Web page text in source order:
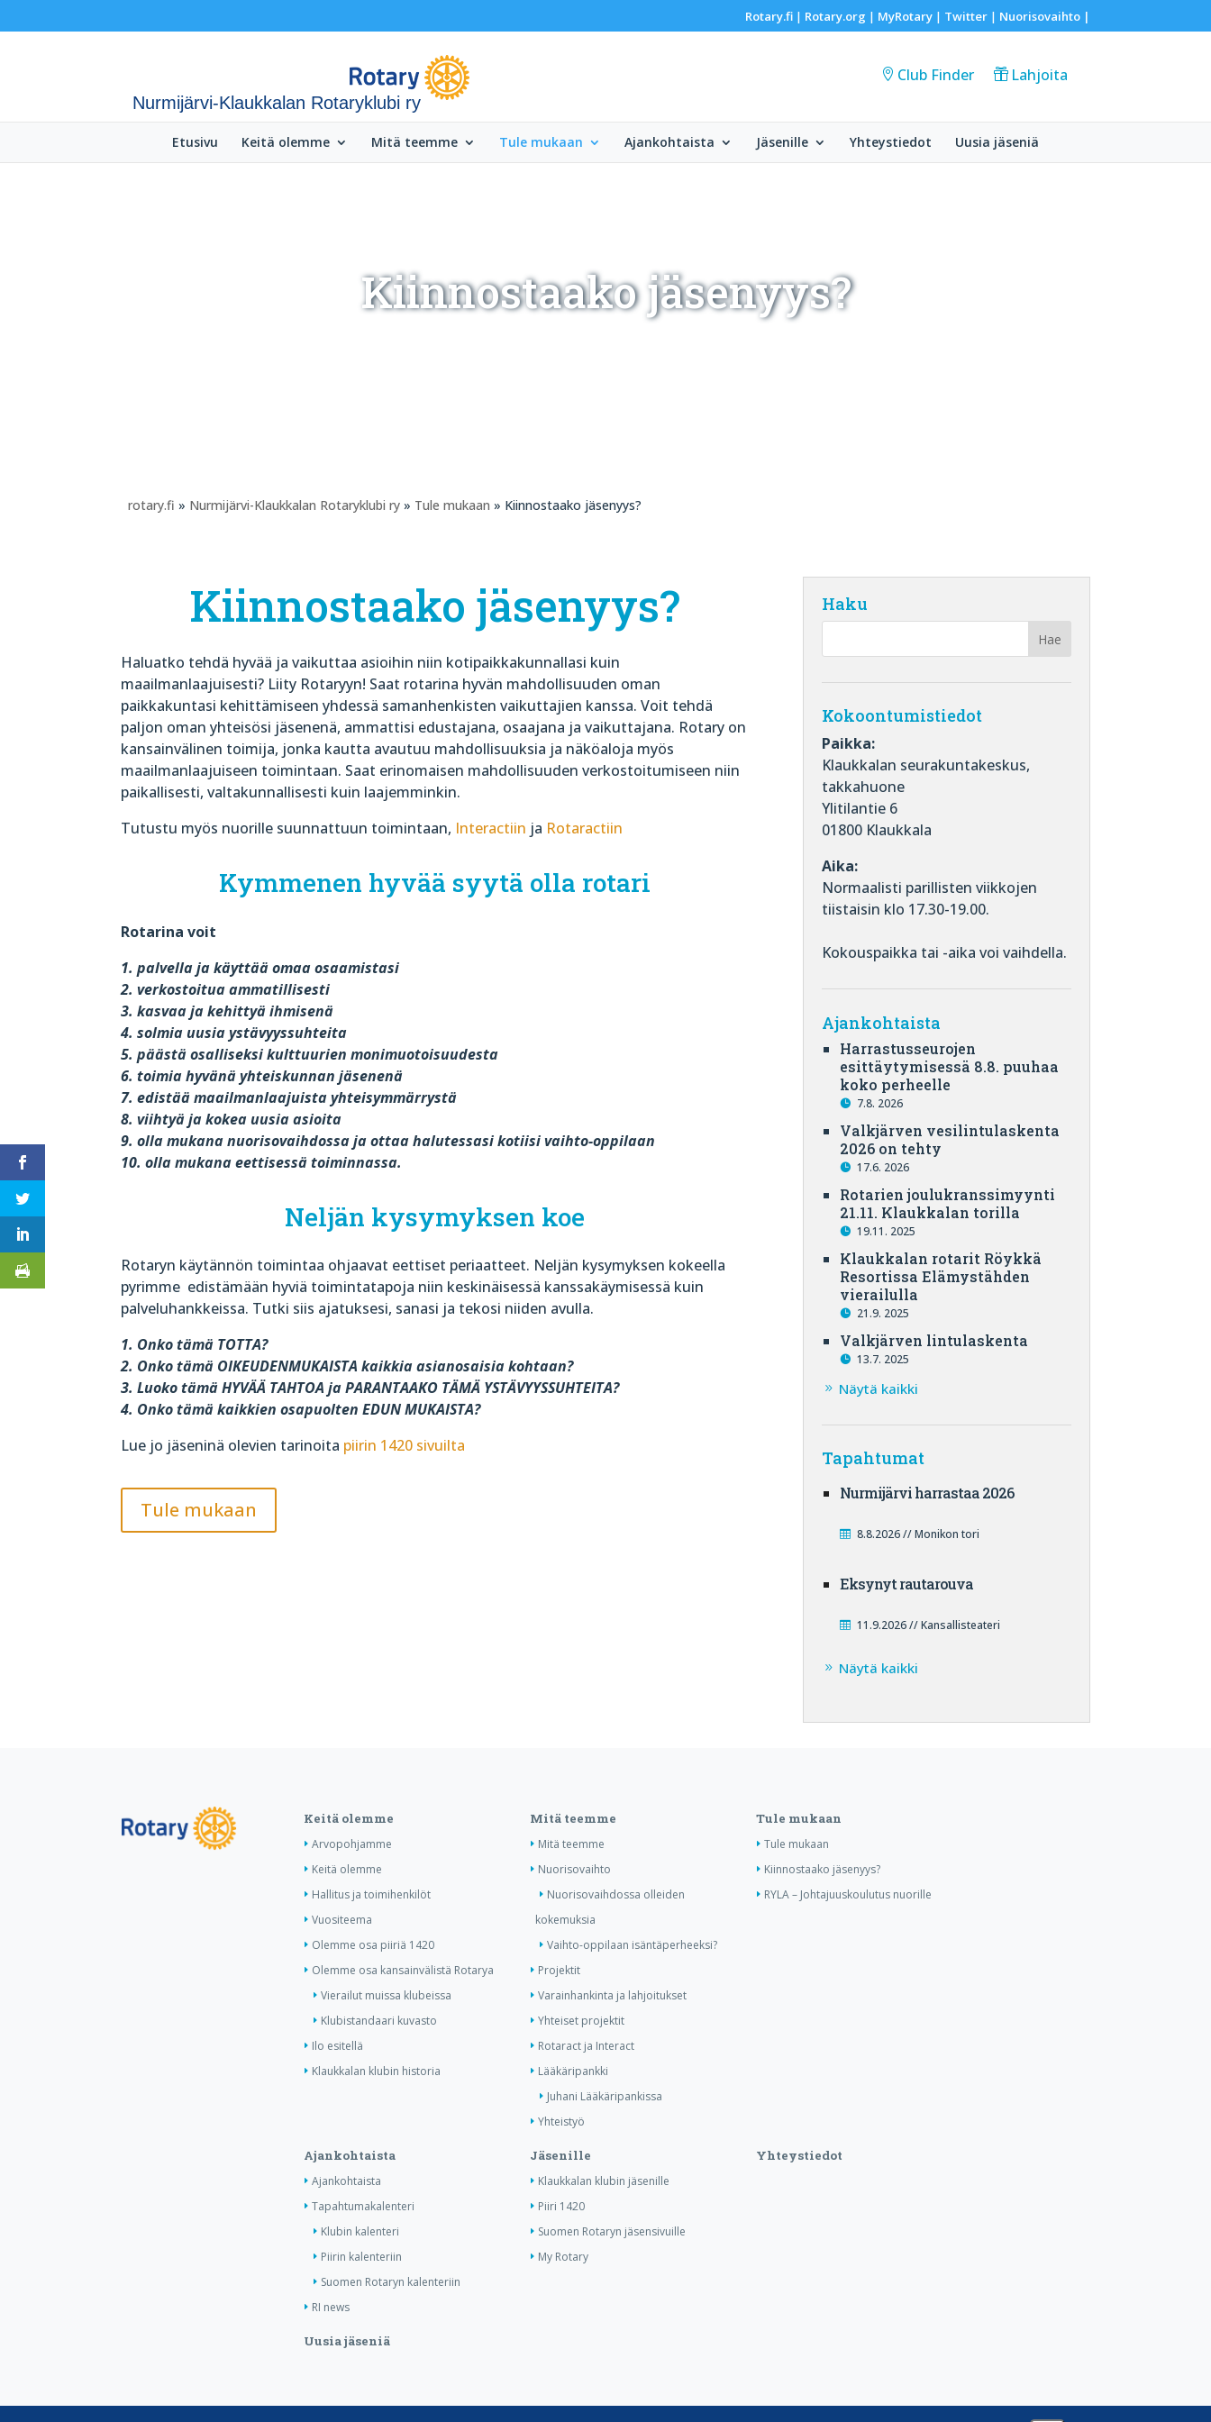
Rotary.fi| Rotary.org | MyRotary| Twitter| Nuorisovaihto|
Nurmijärvi-Klaukkalan Rotaryklubi ry
Club Finder Lahjoita
Etusivu Keitä olemme Mitä teemme Tule mukaan Ajankohtaista Jäsenille Yhteystiedot Uusia jäseniä
Kiinnostaako jäsenyys?
rotary.fi » Nurmijärvi-Klaukkalan Rotaryklubi ry » Tule mukaan » Kiinnostaako jäsenyys?
Kiinnostaako jäsenyys?
Haluatko tehdä hyvää ja vaikuttaa asioihin niin kotipaikkakunnallasi kuin
maailmanlaajuisesti? Liity Rotaryyn! Saat rotarina hyvän mahdollisuuden oman
paikkakuntasi kehittämiseen yhdessä samanhenkisten vaikuttajien kanssa. Voit tehdä
paljon oman yhteisösi jäsenenä, ammattisi edustajana, osaajana ja vaikuttajana. Rotary on
kansainvälinen toimija, jonka kautta avautuu mahdollisuuksia ja näköaloja myös
maailmanlaajuiseen toimintaan. Saat erinomaisen mahdollisuuden verkostoitumiseen niin
paikallisesti, valtakunnallisesti kuin laajemminkin.
Tutustu myös nuorille suunnattuun toimintaan, Interactiin ja Rotaractiin
Kymmenen hyvää syytä olla rotari
Rotarina voit
1. palvella ja käyttää omaa osaamistasi
2. verkostoitua ammatillisesti
3. kasvaa ja kehittyä ihmisenä
4. solmia uusia ystävyyssuhteita
5. päästä osalliseksi kulttuurien monimuotoisuudesta
6. toimia hyvänä yhteiskunnan jäsenenä
7. edistää maailmanlaajuista yhteisymmärrystä
8. viihtyä ja kokea uusia asioita
9. olla mukana nuorisovaihdossa ja ottaa halutessasi kotiisi vaihto-oppilaan
10. olla mukana eettisessä toiminnassa.
Neljän kysymyksen koe
Rotaryn käytännön toimintaa ohjaavat eettiset periaatteet. Neljän kysymyksen kokeella
pyrimme edistämään hyviä toimintatapoja niin keskinäisessä kanssakäymisessä kuin
palveluhankkeissa. Tutki siis ajatuksesi, sanasi ja tekosi niiden avulla.
1. Onko tämä TOTTA?
2. Onko tämä OIKEUDENMUKAISTA kaikkia asianosaisia kohtaan?
3. Luoko tämä HYVÄÄ TAHTOA ja PARANTAAKO TÄMÄ YSTÄVYYSSUHTEITA?
4. Onko tämä kaikkien osapuolten EDUN MUKAISTA?
Lue jo jäseninä olevien tarinoita piirin 1420 sivuilta
Tule mukaan
Haku
Kokoontumistiedot
Paikka:
Klaukkalan seurakuntakeskus,
takkahuone
Ylitilantie 6
01800 Klaukkala
Aika:
Normaalisti parillisten viikkojen
tiistaisin klo 17.30-19.00.
Kokouspaikka tai -aika voi vaihdella.
Ajankohtaista
Harrastusseurojen
esittäytymisessä 8.8. puuhaa
koko perheelle
7.8. 2026
Valkjärven vesilintulaskenta
2026 on tehty
17.6. 2026
Rotarien joulukranssimyynti
21.11. Klaukkalan torilla
19.11. 2025
Klaukkalan rotarit Röykkä
Resortissa Elämystähden
vierailulla
21.9. 2025
Valkjärven lintulaskenta
13.7. 2025
Näytä kaikki
Tapahtumat
Nurmijärvi harrastaa 2026
8.8.2026 // Monikon tori
Eksynyt rautarouva
11.9.2026 // Kansallisteateri
Näytä kaikki
Keitä olemme
Arvopohjamme
Keitä olemme
Hallitus ja toimihenkilöt
Vuositeema
Olemme osa piiriä 1420
Olemme osa kansainvälistä Rotarya
Vierailut muissa klubeissa
Klubistandaari kuvasto
Ilo esitellä
Klaukkalan klubin historia
Mitä teemme
Mitä teemme
Nuorisovaihto
Nuorisovaihdossa olleiden
kokemuksia
Vaihto-oppilaan isäntäperheeksi?
Projektit
Varainhankinta ja lahjoitukset
Yhteiset projektit
Rotaract ja Interact
Lääkäripankki
Juhani Lääkäripankissa
Yhteistyö
Tule mukaan
Tule mukaan
Kiinnostaako jäsenyys?
RYLA – Johtajuuskoulutus nuorille
Ajankohtaista
Ajankohtaista
Tapahtumakalenteri
Klubin kalenteri
Piirin kalenteriin
Suomen Rotaryn kalenteriin
RI news
Jäsenille
Klaukkalan klubin jäsenille
Piiri 1420
Suomen Rotaryn jäsensivuille
My Rotary
Yhteystiedot
Uusia jäseniä